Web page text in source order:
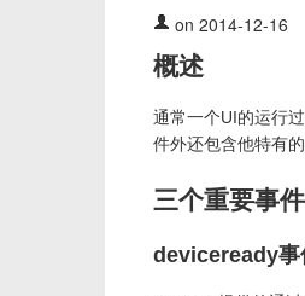
on 2014-12-16
概述
通常一个UI的运行
件外还包含他特有
三个重要事件
deviceready事